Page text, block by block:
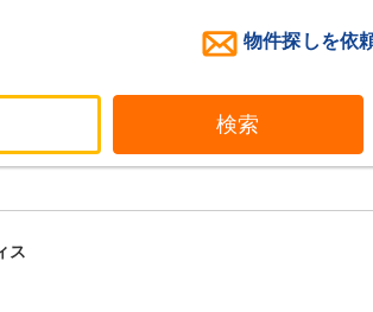
物件探しを依
検索
ス